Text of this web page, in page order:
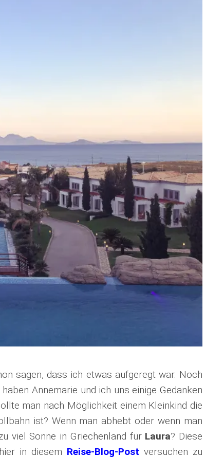
sagen, dass ich etwas aufgeregt war. Noch
Annemarie und ich uns einige Gedanken
man nach Möglichkeit einem Kleinkind die
ist? Wenn man abhebt oder wenn man
viel Sonne in Griechenland für Laura? Diese
in diesem Reise-Blog-Post versuchen zu